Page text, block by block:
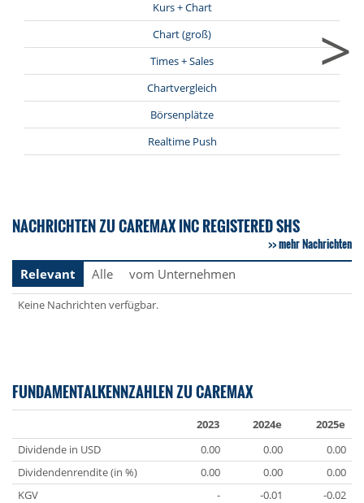
Kurs + Chart
Chart (groß)
Times + Sales
Chartvergleich
Börsenplätze
Realtime Push
>
NACHRICHTEN ZU CAREMAX INC REGISTERED SHS
mehr Nachrichten
Relevant
Alle vom Unternehmen
Keine Nachrichten verfügbar.
FUNDAMENTALKENNZAHLEN ZU CAREMAX
2023 2024e
2025e
Dividende in USD
0.00 0.00
0.00
Dividendenrendite (in %)
0.00 0.00
0.00
KGV
- -0.01
-0.02